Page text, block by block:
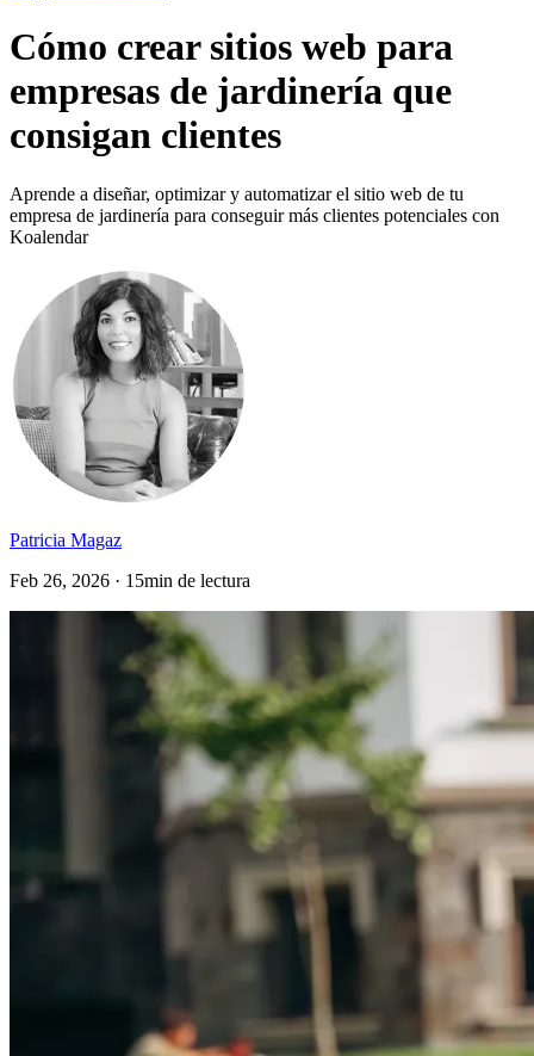
Cómo crear sitios web para
empresas de jardinería que
consigan clientes
Aprende a diseñar, optimizar y automatizar el sitio web de tu
empresa de jardinería para conseguir más clientes potenciales con
Koalendar
Patricia Magaz
Feb 26, 2026 · 15min de lectura